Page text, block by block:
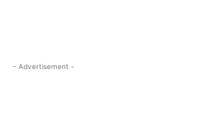
- Advertisement -